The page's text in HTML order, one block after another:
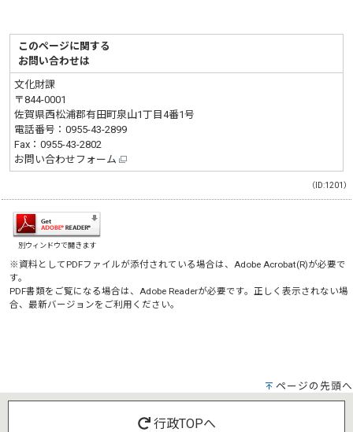
このページに関する
お問い合わせは
文化財課
〒844-0001
佐賀県西松浦郡有田町泉山1丁目4番1号
電話番号：0955-43-2899
Fax：0955-43-2802
お問い合わせフォーム
（ID:1201）
別ウィンドウで開きます
※資料としてPDFファイルが添付されている場合は、Adobe Acrobat(R)が必要で
す。
PDF書類をご覧になる場合は、Adobe Readerが必要です。正しく表示されない場
合、最新バージョンをご利用ください。
ページの先頭へ
行政TOPへ